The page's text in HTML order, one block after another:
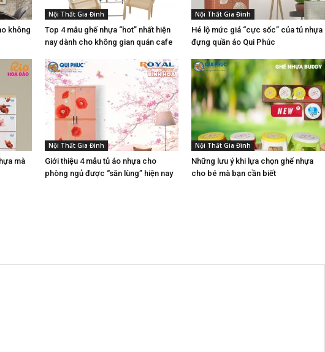
không
Nội Thất Gia Đình
Top 4 mẫu ghế nhựa “hot” nhất hiện
nay dành cho không gian quán cafe
Nội Thất Gia Đình
Hé lộ mức giá “cực sốc” của tủ nhựa
đựng quần áo Qui Phúc
mà
Nội Thất Gia Đình
Giới thiệu 4 mẫu tủ áo nhựa cho
phòng ngủ được “săn lùng” hiện nay
Nội Thất Gia Đình
Những lưu ý khi lựa chọn ghế nhựa
cho bé mà bạn cần biết